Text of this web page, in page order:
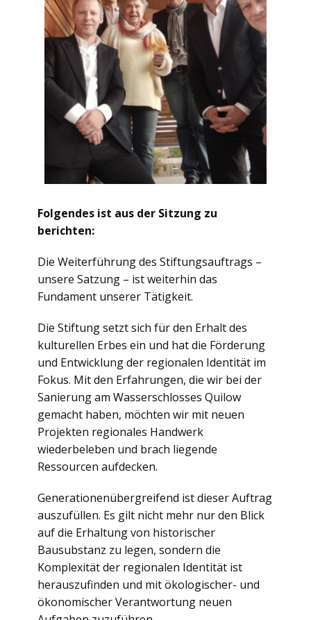
Folgendes ist aus der Sitzung zu
berichten:
Die Weiterführung des Stiftungsauftrags –
unsere Satzung – ist weiterhin das
Fundament unserer Tätigkeit.
Die Stiftung setzt sich für den Erhalt des
kulturellen Erbes ein und hat die Förderung
und Entwicklung der regionalen Identität im
Fokus. Mit den Erfahrungen, die wir bei der
Sanierung am Wasserschlosses Quilow
gemacht haben, möchten wir mit neuen
Projekten regionales Handwerk
wiederbeleben und brach liegende
Ressourcen aufdecken.
Generationenübergreifend ist dieser Auftrag
auszufüllen. Es gilt nicht mehr nur den Blick
auf die Erhaltung von historischer
Bausubstanz zu legen, sondern die
Komplexität der regionalen Identität ist
herauszufinden und mit ökologischer- und
ökonomischer Verantwortung neuen